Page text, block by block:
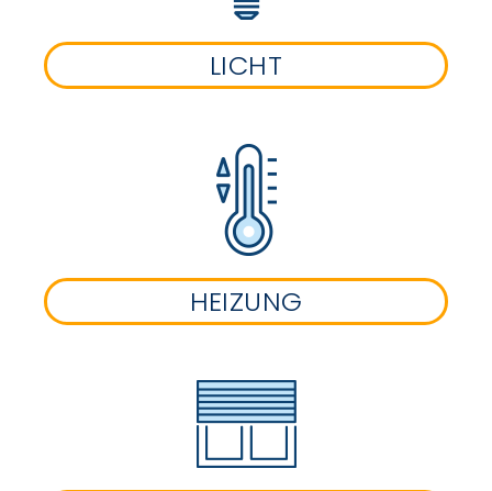
LICHT
HEIZUNG